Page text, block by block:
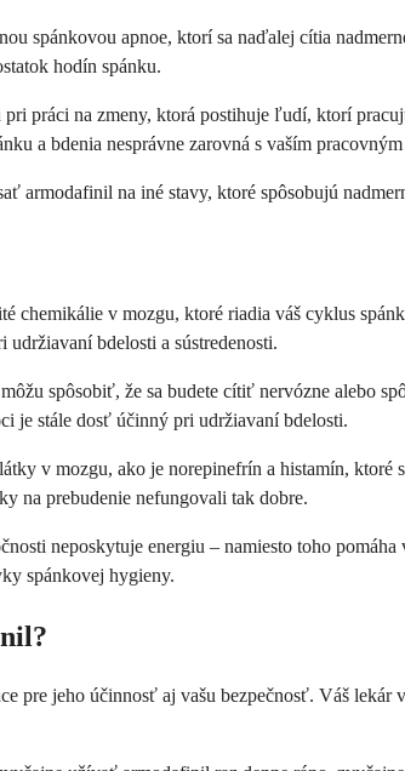
spánkovou apnoe, ktorí sa naďalej cítia
hodín spánku.
práci na zmeny, ktorá postihuje ľudí, ktorí
a bdenia nesprávne zarovná s vaším
armodafinil na iné stavy, ktoré spôsobujú
chemikálie v mozgu, ktoré riadia váš cyklus
bdelosti a sústredenosti.
spôsobiť, že sa budete cítiť nervózne alebo
je stále dosť účinný pri udržiavaní bdelosti.
v mozgu, ako je norepinefrín a histamín,
na prebudenie nefungovali tak dobre.
neposkytuje energiu – namiesto toho
spánkovej hygieny.
pre jeho účinnosť aj vašu bezpečnosť. Váš